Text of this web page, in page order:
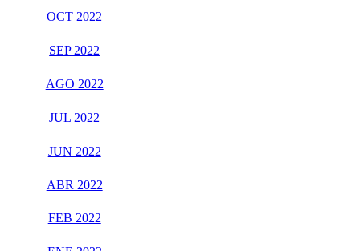
OCT 2022
SEP 2022
AGO 2022
JUL 2022
JUN 2022
ABR 2022
FEB 2022